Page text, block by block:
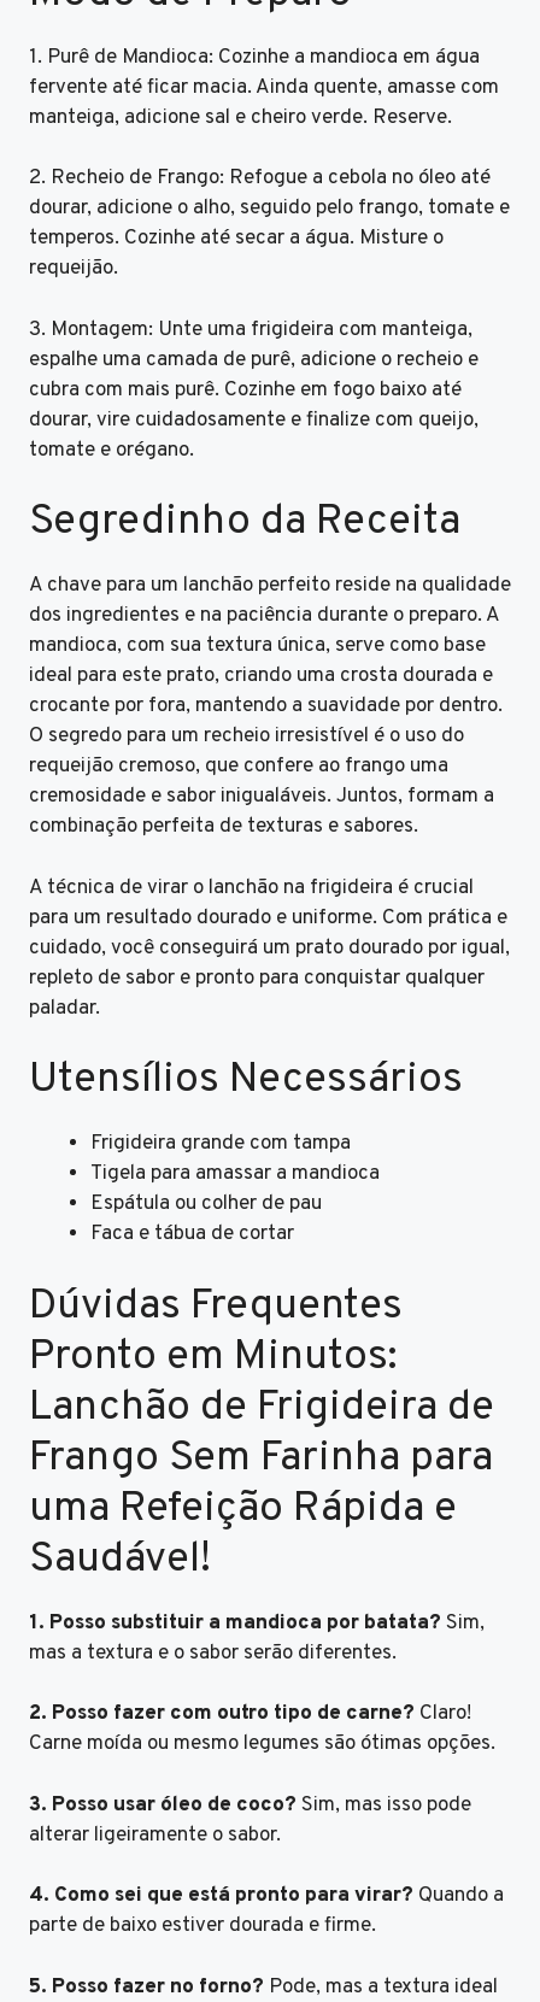
1. Purê de Mandioca: Cozinhe a mandioca em água
fervente até ficar macia. Ainda quente, amasse com
manteiga, adicione sal e cheiro verde. Reserve.
2. Recheio de Frango: Refogue a cebola no óleo até
dourar, adicione o alho, seguido pelo frango, tomate e
temperos. Cozinhe até secar a água. Misture o
requeijão.
3. Montagem: Unte uma frigideira com manteiga,
espalhe uma camada de purê, adicione o recheio e
cubra com mais purê. Cozinhe em fogo baixo até
dourar, vire cuidadosamente e finalize com queijo,
tomate e orégano.
Segredinho da Receita
A chave para um lanchão perfeito reside na qualidade
dos ingredientes e na paciência durante o preparo. A
mandioca, com sua textura única, serve como base
ideal para este prato, criando uma crosta dourada e
crocante por fora, mantendo a suavidade por dentro.
O segredo para um recheio irresistível é o uso do
requeijão cremoso, que confere ao frango uma
cremosidade e sabor inigualáveis. Juntos, formam a
combinação perfeita de texturas e sabores.
A técnica de virar o lanchão na frigideira é crucial
para um resultado dourado e uniforme. Com prática e
cuidado, você conseguirá um prato dourado por igual,
repleto de sabor e pronto para conquistar qualquer
paladar.
Utensílios Necessários
Frigideira grande com tampa
Tigela para amassar a mandioca
Espátula ou colher de pau
Faca e tábua de cortar
Dúvidas Frequentes
Pronto em Minutos:
Lanchão de Frigideira de
Frango Sem Farinha para
uma Refeição Rápida e
Saudável!
1. Posso substituir a mandioca por batata? Sim,
mas a textura e o sabor serão diferentes.
2. Posso fazer com outro tipo de carne? Claro!
Carne moída ou mesmo legumes são ótimas opções.
3. Posso usar óleo de coco? Sim, mas isso pode
alterar ligeiramente o sabor.
4. Como sei que está pronto para virar? Quando a
parte de baixo estiver dourada e firme.
5. Posso fazer no forno? Pode, mas a textura ideal